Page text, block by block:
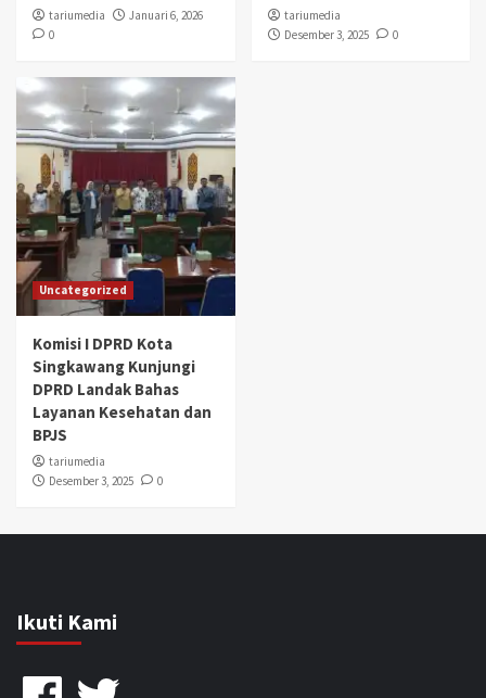
tariumedia
Januari 6, 2026
0
tariumedia
Desember 3, 2025
0
Uncategorized
Komisi I DPRD Kota
Singkawang Kunjungi
DPRD Landak Bahas
Layanan Kesehatan dan
BPJS
tariumedia
Desember 3, 2025
0
Ikuti Kami
FacebookTwitter